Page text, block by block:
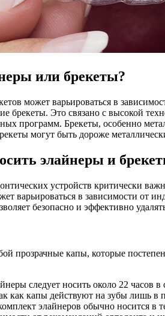
или брекеты?
может варьироваться в
брекеты. Это связано с высокой
программ. Брекеты, особенно
могут быть дороже
элайнеры и
устройств критически
варьироваться в зависимости от
безопасно и эффективно
прозрачные капы, которые
следует носить около 22 часов
как капы действуют на зубы лишь в
элайнеров обычно носится в